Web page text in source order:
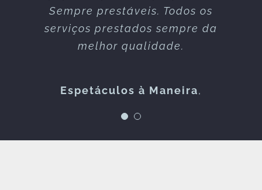
Sempre prestáveis. Todos os
serviços prestados sempre da
melhor qualidade.
Espetáculos à Maneira,
espectáculos que já realizaram
connosco!